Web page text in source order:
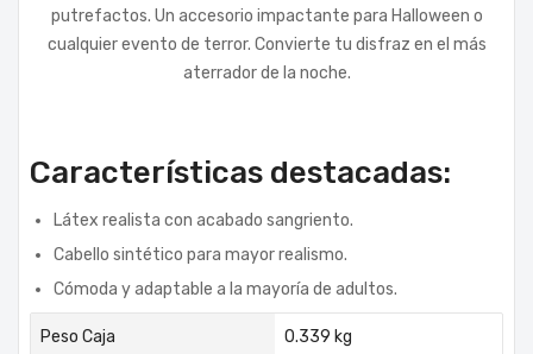
putrefactos. Un accesorio impactante para Halloween o
cualquier evento de terror. Convierte tu disfraz en el más
aterrador de la noche.
Características destacadas:
Látex realista con acabado sangriento.
Cabello sintético para mayor realismo.
Cómoda y adaptable a la mayoría de adultos.
Peso Caja 0.339 kg